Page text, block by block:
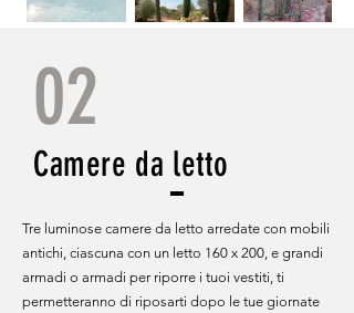
02
Camere da letto
Tre luminose camere da letto arredate con mobili
antichi, ciascuna con un letto 160 x 200, e grandi
armadi o armadi per riporre i tuoi vestiti, ti
permetteranno di riposarti dopo le tue giornate